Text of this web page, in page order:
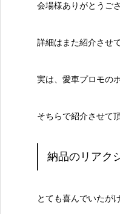
会場様ありがとうご
詳細はまた紹介させ
実は、愛車プロモの
そちらで紹介させて
納品のリアク
とても喜んでいたが